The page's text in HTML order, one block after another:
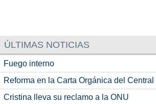
ÚLTIMAS NOTICIAS
Fuego interno
Reforma en la Carta Orgánica del Central
Cristina lleva su reclamo a la ONU